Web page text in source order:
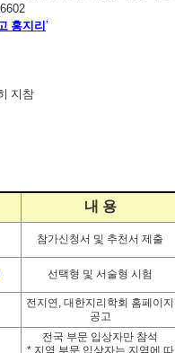
홍지리 ’
지참
내 용
참가신청서 및 추천서 제출
선택형 및 서술형 시험
전지연 대한지리학회 홈페이지
공고
전국 부문 입상자만 참석
* 지역 부문 입상자는 지역에 따